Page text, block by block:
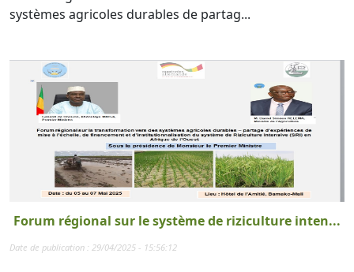
systèmes agricoles durables de partag...
Forum régional sur le système de riziculture inten...
Date de publication : 29/04/2025 - 15:56:12